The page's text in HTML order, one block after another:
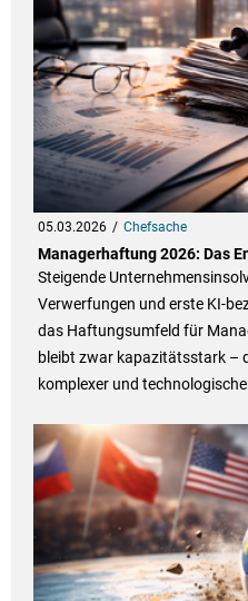
05.03.2026 Chefsache
Managerhaftung 2026: Das
Steigende
Verwerfungen und erste KI-
das Haftungsumfeld für
bleibt zwar kapazitätsstark –
komplexer und